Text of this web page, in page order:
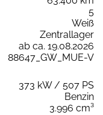
5
Weiß
Zentrallager
ab ca. 19.08.2026
88647_GW_MUE-V
373 kW / 507 PS
Benzin
3.996 cm³